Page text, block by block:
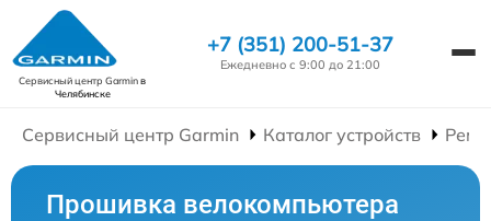
Сервисный центр Garminв
Челябинске
+7 (351) 200-51-37
Ежедневно с 9:00 до 21:00
Сервисный центр Garmin Каталог устройств
Прошивка велокомпьютера